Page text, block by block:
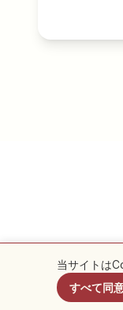
当サイトは
すべて同